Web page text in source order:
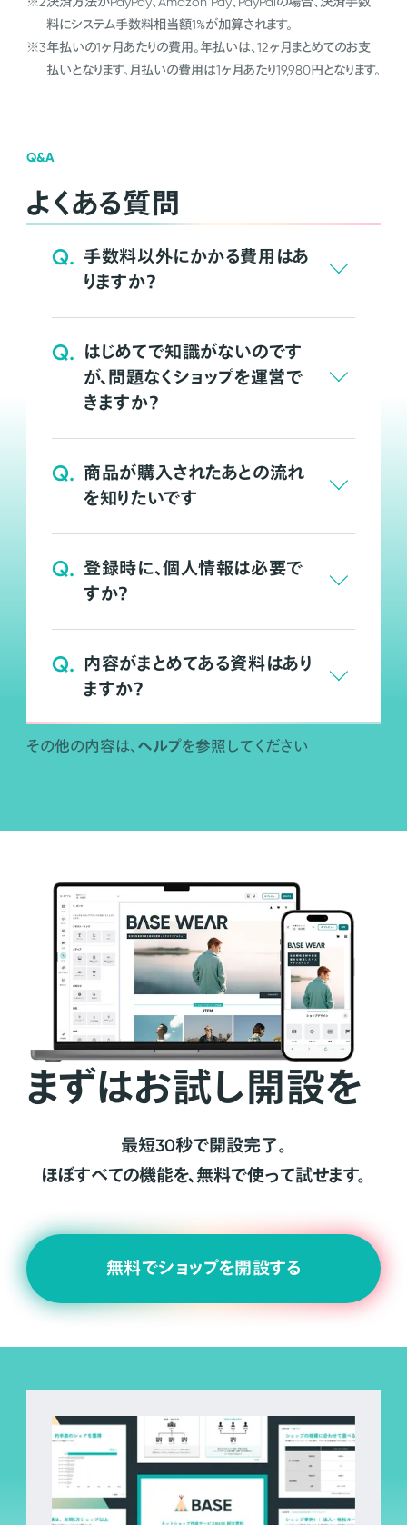
料にシステム手数料相当額1%が加算されます。
※3年払いの1ヶ月あたりの費用。年払いは、12ヶ月まとめてのお支
払いとなります。月払いの費用は1ヶ月あたり19,980円となります。
Q&A
よくある質問
Q. 手数料以外にかかる費用はあ
りますか？
Q. はじめてで知識がないのです
が、問題なくショップを運営で
きますか？
Q. 商品が購入されたあとの流れ
を知りたいです
Q. 登録時に、個人情報は必要で
すか？
Q. 内容がまとめてある資料はあり
ますか？
その他の内容は、 ヘルプを参照してください
まずはお試し開設を
最短30秒で開設完了。
ほぼすべての機能を、無料で使って試せます。
無料でショップを開設する